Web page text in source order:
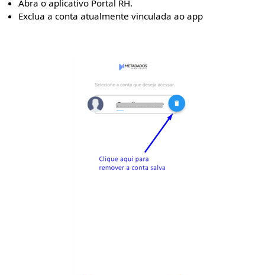
Abra o aplicativo Portal RH.
Exclua a conta atualmente vinculada ao app